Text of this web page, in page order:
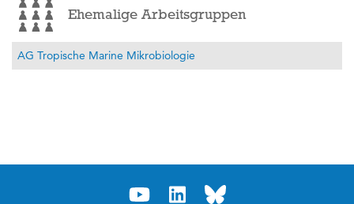
Ehemalige Arbeitsgruppen
AG Tropische Marine Mikrobiologie